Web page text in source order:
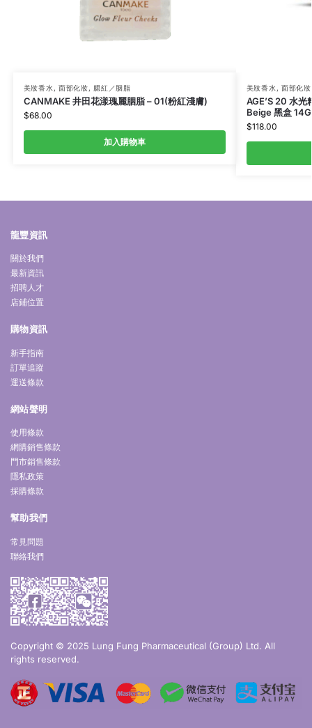
美妝香水 , 面部化妝, 腮紅／胭脂
CANMAKE 井田花漾瑰麗胭脂 – 01(粉紅淺膚)
$68.00
加入購物車
美妝香水 , 面部化妝
AGE’S 20 水
Beige 黑盒
$118.00
龍豐資訊
關於我們
最新資訊
招聘人才
店鋪位置
購物資訊
新手指南
訂單追蹤
運送條款
網站聲明
使用條款
網購銷售條款
門市銷售條款
隱私政策
採購條款
幫助我們
常見問題
聯絡我們
Copyright © 2025 Lung Fung Pharmaceutical (Group) Ltd. All
rights reserved.